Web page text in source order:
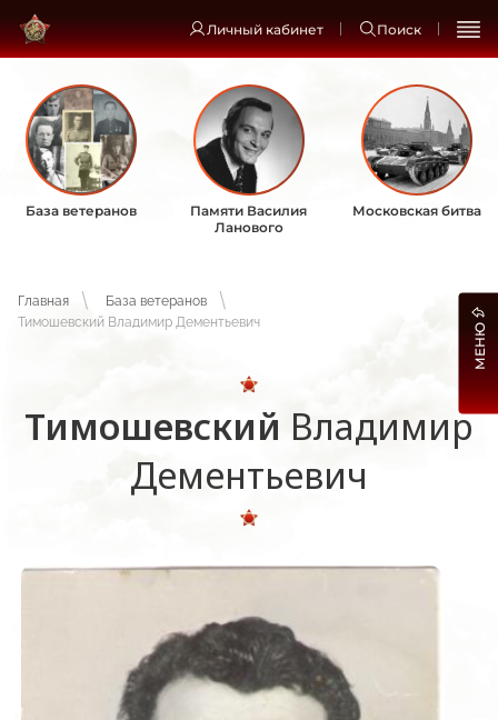
Личный кабинет Поиск
База ветеранов
Памяти Василия
Ланового
Московская битва
Главная
База ветеранов
Тимошевский Владимир Дементьевич
Тимошевский Владимир
Дементьевич
МЕНЮ